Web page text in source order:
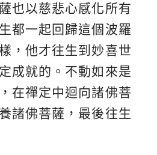
也以慈悲心感化所有
都一起回歸這個波羅
，他才往生到妙喜世
成就的。不動如來是
在禪定中迴向諸佛菩
諸佛菩薩，最後往生